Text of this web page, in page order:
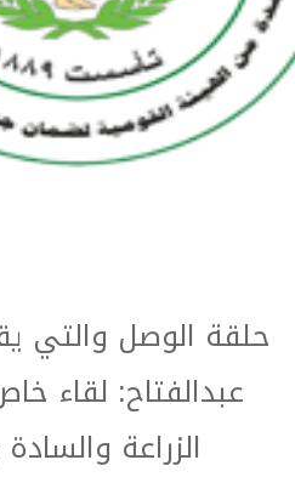
حلقة الوصل والتي
عبدالفتاح: لقاء
الزراعة